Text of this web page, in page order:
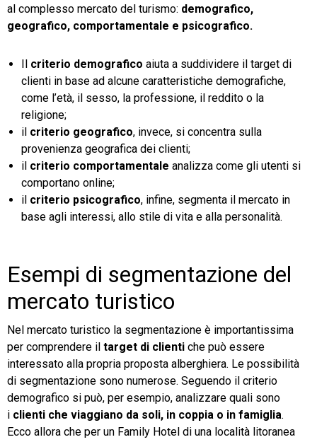
al complesso mercato del turismo: demografico,
geografico, comportamentale e psicografico.
criterio demografico aiuta a suddividere il target di
clienti in base ad alcune caratteristiche demografiche,
come l’età, il sesso, la professione, il reddito o la
religione;
il criterio geografico, invece, si concentra sulla
provenienza geografica dei clienti;
il criterio comportamentale analizza come gli utenti si
comportano online;
il criterio psicografico, infine, segmenta il mercato in
base agli interessi, allo stile di vita e alla personalità.
Esempi di segmentazione del
mercato turistico
Nel mercato turistico la segmentazione è importantissima
per comprendere il target di clienti che può essere
interessato alla propria proposta alberghiera. Le possibilità
di segmentazione sono numerose. Seguendo il criterio
demografico si può, per esempio, analizzare quali sono
i clienti che viaggiano da soli, in coppia o in famiglia.
Ecco allora che per un Family Hotel di una località litoranea